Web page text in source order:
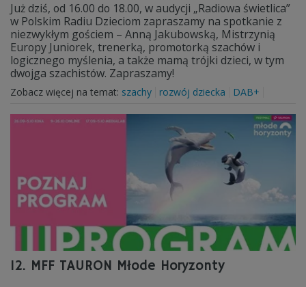
Już dziś, od 16.00 do 18.00, w audycji „Radiowa świetlica”
w Polskim Radiu Dzieciom zapraszamy na spotkanie z
niezwykłym gościem – Anną Jakubowską, Mistrzynią
Europy Juniorek, trenerką, promotorką szachów i
logicznego myślenia, a także mamą trójki dzieci, w tym
dwojga szachistów. Zapraszamy!
Zobacz więcej na temat: szachy rozwój dziecka DAB+
12. MFF TAURON Młode Horyzonty